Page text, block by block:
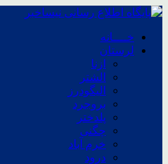
خــــانه
لرستان
ازنا
الشتر
الیگودرز
بروجرد
پلدختر
چگنی
خرم آباد
درود